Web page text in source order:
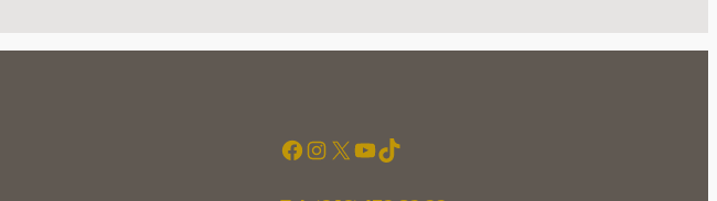
Facebook Instagram X YouTube TikTok